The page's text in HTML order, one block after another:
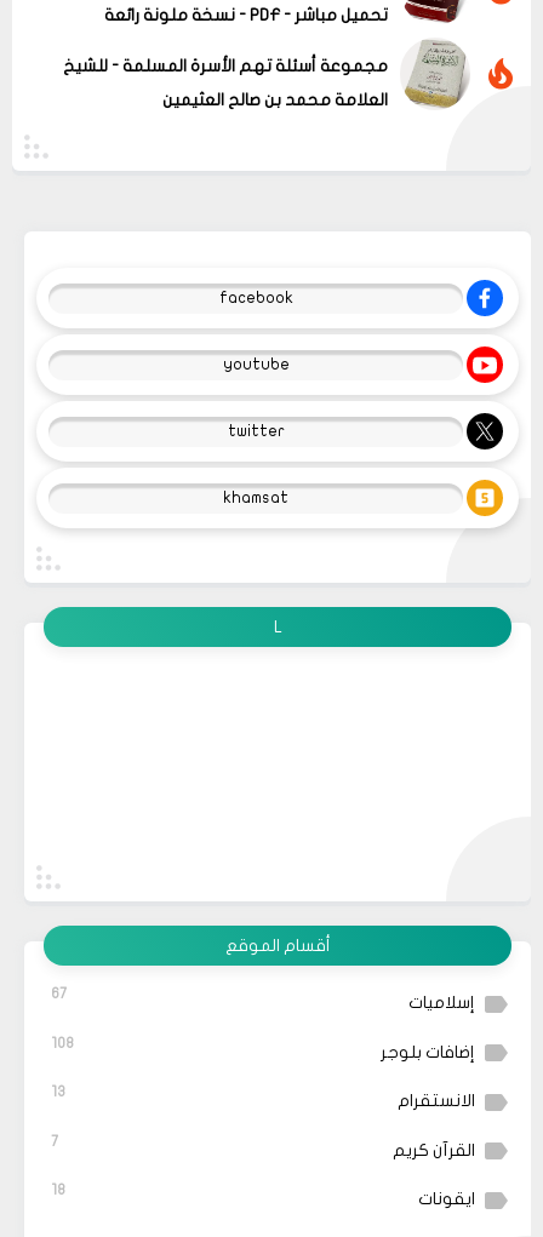
تحميل مباشر - PDF - نسخة ملونة رائعة
مجموعة أسئلة تهم الأسرة المسلمة - للشيخ
العلامة محمد بن صالح العثيمين
facebook
youtube
twitter
khamsat
L
أقسام الموقع
إسلاميات 67
إضافات بلوجر 108
الانستقرام 13
القرآن كريم 7
ايقونات 18